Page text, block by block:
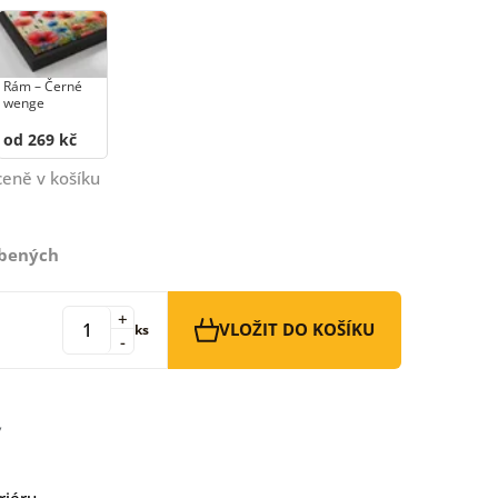
Rám –⁠⁠⁠⁠⁠⁠ Černé
wenge
od 269 kč
v košíku
-
+ ks VLOŽIT DO KOŠÍKU